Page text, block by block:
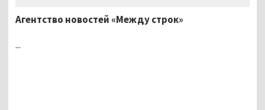
Агентство новостей «Между строк»
...